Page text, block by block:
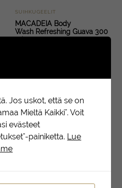
SUIHKUGEELIT
MACADEIA Body
Wash Refreshing Guava 300
Jos uskot, että se on
Mieltä Kaikki". Voit
evästeet
painiketta. Lue